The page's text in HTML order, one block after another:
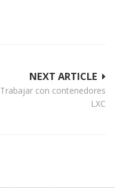
NEXT ARTICLE
Trabajar con contenedores
LXC